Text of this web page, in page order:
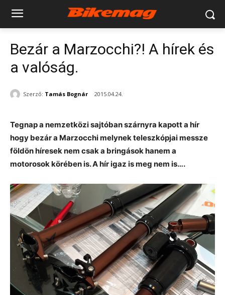
Bezár a Marzocchi?! A hírek és
a valóság.
Szerző: Tamás Bognár 2015.04.24.
Tegnap a nemzetközi sajtóban szárnyra kapott a hír
hogy bezár a Marzocchi melynek teleszkópjai messze
földön híresek nem csak a bringások hanem a
motorosok körében is. A hír igaz is meg nem is….